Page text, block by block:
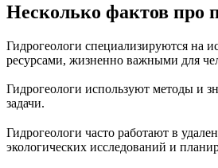
Несколько фактов про
Гидрогеологи специализируются на
ресурсами, жизненно важными для
Гидрогеологи используют методы и
задачи.
Гидрогеологи часто работают в
экологических исследований и